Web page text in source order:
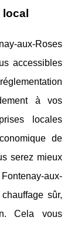
aux-Roses
accessibles
à vos
locales
de
serez mieux
aux-
sûr,
Cela vous